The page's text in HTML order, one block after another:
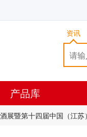
资讯
产品库
展暨第十四届中国（江苏